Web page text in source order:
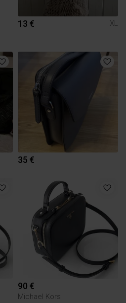
13 € XL
35 €
90 €
Michael Kors